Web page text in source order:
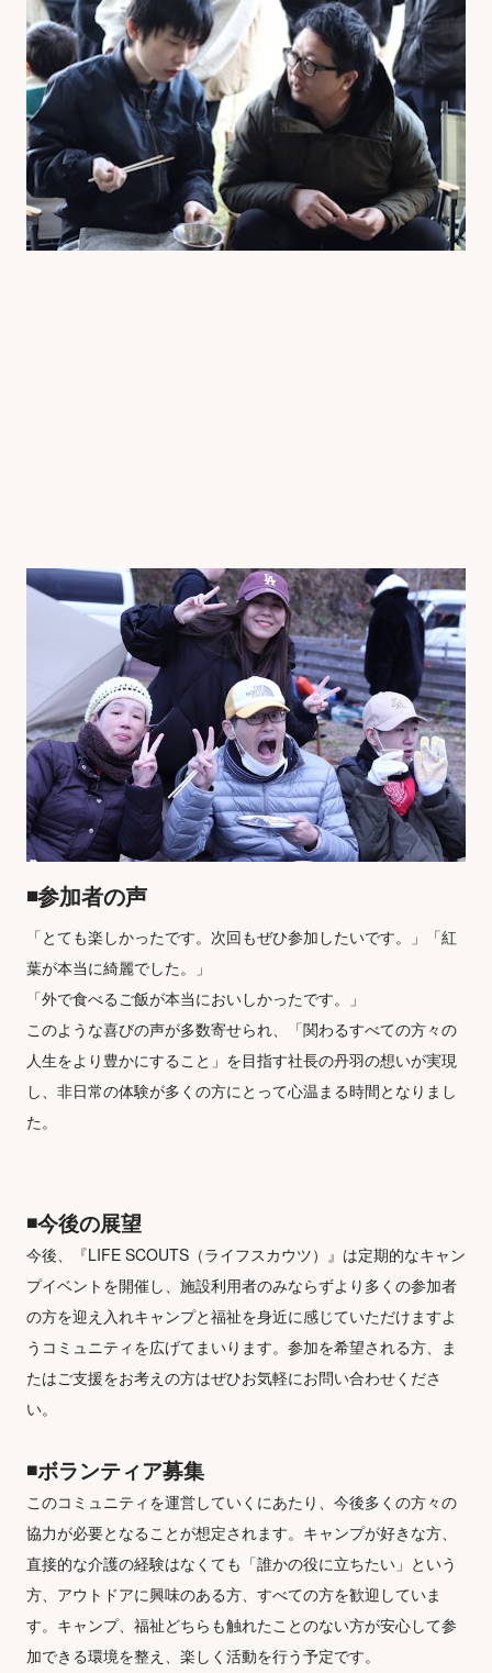
◾️参加者の声
「とても楽しかったです。次回もぜひ参加したいです。」「紅
葉が本当に綺麗でした。」
「外で食べるご飯が本当においしかったです。」
このような喜びの声が多数寄せられ、「関わるすべての方々の
人生をより豊かにすること」を目指す社長の丹羽の想いが実現
し、非日常の体験が多くの方にとって心温まる時間となりまし
◾️今後の展望
今後、『LIFE SCOUTS（ライフスカウツ）』は定期的なキャン
プイベントを開催し、施設利用者のみならずより多くの参加者
の方を迎え入れキャンプと福祉を身近に感じていただけますよ
うコミュニティを広げてまいります。参加を希望される方、ま
たはご支援をお考えの方はぜひお気軽にお問い合わせくださ
い。
◾️ボランティア募集
このコミュニティを運営していくにあたり、今後多くの方々の
協力が必要となることが想定されます。キャンプが好きな方、
直接的な介護の経験はなくても「誰かの役に立ちたい」という
方、アウトドアに興味のある方、すべての方を歓迎していま
す。キャンプ、福祉どちらも触れたことのない方が安心して参
加できる環境を整え、楽しく活動を行う予定です。